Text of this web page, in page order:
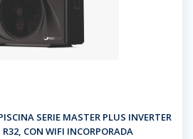
SERIE MASTER PLUS INVERTER
CON WIFI INCORPORADA